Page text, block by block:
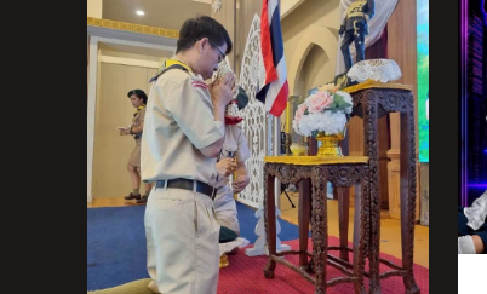
KIDDEE COVER DANCE CHAMPIONSHIP 2026